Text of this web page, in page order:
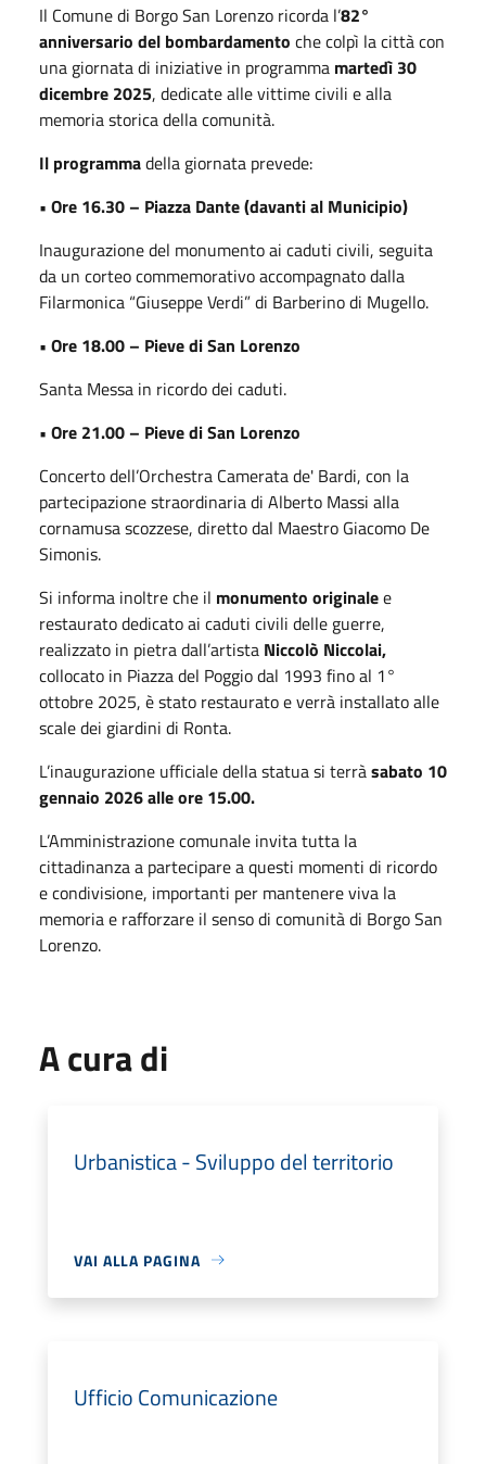
Il Comune di Borgo San Lorenzo ricorda l’82°
anniversario del bombardamento che colpì la città con
una giornata di iniziative in programma martedì 30
dicembre 2025, dedicate alle vittime civili e alla
memoria storica della comunità.
Il programmadella giornata prevede:
• Ore 16.30 – Piazza Dante (davanti al Municipio)
Inaugurazione del monumento ai caduti civili, seguita
da un corteo commemorativo accompagnato dalla
Filarmonica “Giuseppe Verdi” di Barberino di Mugello.
• Ore 18.00 – Pieve di San Lorenzo
Santa Messa in ricordo dei caduti.
• Ore 21.00 – Pieve di San Lorenzo
Concerto dell’Orchestra Camerata de' Bardi, con la
partecipazione straordinaria di Alberto Massi alla
cornamusa scozzese, diretto dal Maestro Giacomo De
Simonis.
Si informa inoltre che il monumento originalee
restaurato dedicato ai caduti civili delle guerre,
realizzato in pietra dall’artista Niccolò Niccolai,
collocato in Piazza del Poggio dal 1993 fino al 1°
ottobre 2025, è stato restaurato e verrà installato alle
scale dei giardini di Ronta.
L’inaugurazione ufficiale della statua si terràsabato 10
gennaio 2026 alle ore 15.00.
L’Amministrazione comunale invita tutta la
cittadinanza a partecipare a questi momenti di ricordo
e condivisione, importanti per mantenere viva la
memoria e rafforzare il senso di comunità di Borgo San
Lorenzo.
A cura di
Urbanistica - Sviluppo del territorio
VAI ALLA PAGINA
Ufficio Comunicazione